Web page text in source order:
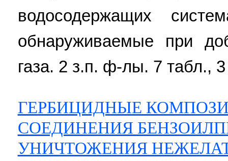
водосодержащих
обнаруживаемые при
газа. 2 з.п. ф-лы. 7 табл.,
ГЕРБИЦИДНЫЕ
СОЕДИНЕНИЯ
УНИЧТОЖЕНИЯ